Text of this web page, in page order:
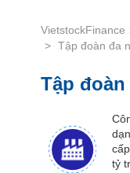
VietstockFinance
Tập đoàn đa
Tập
tỷ
KHOÁN
DOANH
NGHIỆP